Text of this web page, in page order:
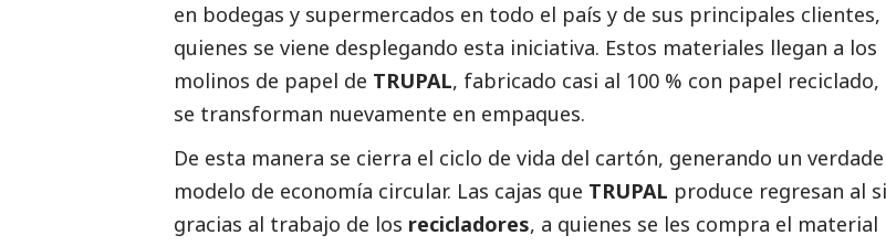
en bodegas y supermercados en todo el país y de sus principales clientes,
quienes se viene desplegando esta iniciativa. Estos materiales llegan a los
molinos de papel de TRUPAL, fabricado casi al 100 % con papel reciclado,
se transforman nuevamente en empaques.
De esta manera se cierra el ciclo de vida del cartón, generando un
modelo de economía circular. Las cajas que TRUPAL produce regresan al
gracias al trabajo de los recicladores, a quienes se les compra el material